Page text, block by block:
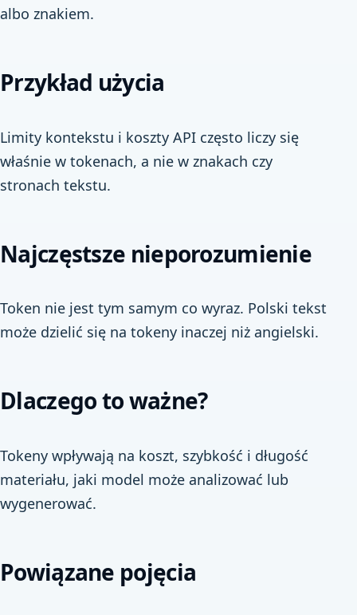
albo znakiem.
Przykład użycia
Limity kontekstu i koszty API często liczy się
właśnie w tokenach, a nie w znakach czy
stronach tekstu.
Najczęstsze nieporozumienie
Token nie jest tym samym co wyraz. Polski tekst
może dzielić się na tokeny inaczej niż angielski.
Dlaczego to ważne?
Tokeny wpływają na koszt, szybkość i długość
materiału, jaki model może analizować lub
wygenerować.
Powiązane pojęcia